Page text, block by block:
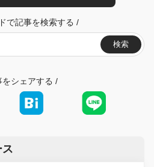
で記事を検索する /
検索
をシェアする /